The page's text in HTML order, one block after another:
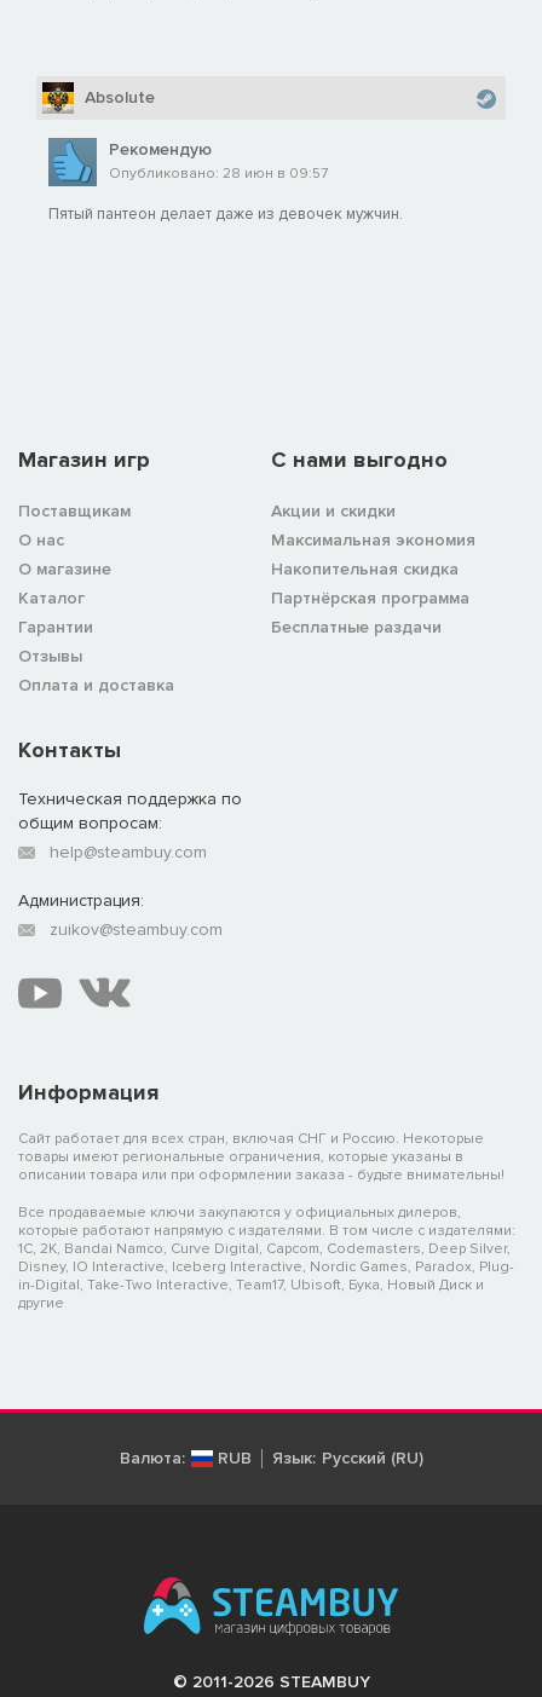
Absolute
Рекомендую
Опубликовано: 28 июн в 09:57
Пятый пантеон делает даже из девочек мужчин.
Магазин игр
Поставщикам
О нас
О магазине
Каталог
Гарантии
Отзывы
Оплата и доставка
C нами выгодно
Акции и скидки
Максимальная экономия
Накопительная скидка
Партнёрская программа
Бесплатные раздачи
Информация
Сайт работает для всех стран, включая СНГ и Россию. Некоторые
товары имеют региональные ограничения, которые указаны в
описании товара или при оформлении заказа - будьте внимательны!
Все продаваемые ключи закупаются у официальных дилеров,
которые работают напрямую с издателями. В том числе с издателями:
1C, 2K, Bandai Namco, Curve Digital, Capcom, Codemasters, Deep Silver,
Disney, IO Interactive, Iceberg Interactive, Nordic Games, Paradox, Plug-
in-Digital, Take-Two Interactive, Team17, Ubisoft, Бука, Новый Диск и
другие
Контакты
Техническая поддержка по
общим вопросам:
help@steambuy.com
Администрация:
zuikov@steambuy.com
Валюта: RUB Язык: Русский (RU)
© 2011-2026 STEAMBUY